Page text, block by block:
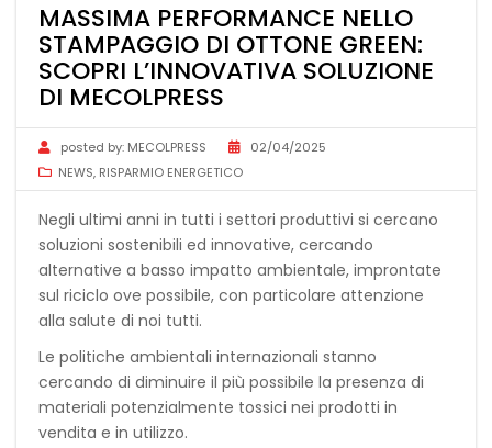
MASSIMA PERFORMANCE NELLO
STAMPAGGIO DI OTTONE GREEN:
SCOPRI L’INNOVATIVA SOLUZIONE
DI MECOLPRESS
posted by: MECOLPRESS
02/04/2025
NEWS, RISPARMIO ENERGETICO
Negli ultimi anni in tutti i settori produttivi si cercano
soluzioni sostenibili ed innovative, cercando
alternative a basso impatto ambientale, improntate
sul riciclo ove possibile, con particolare attenzione
alla salute di noi tutti.
Le politiche ambientali internazionali stanno
cercando di diminuire il più possibile la presenza di
materiali potenzialmente tossici nei prodotti in
vendita e in utilizzo.